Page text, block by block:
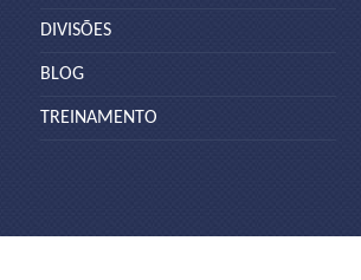
DIVISÕES
BLOG
TREINAMENTO